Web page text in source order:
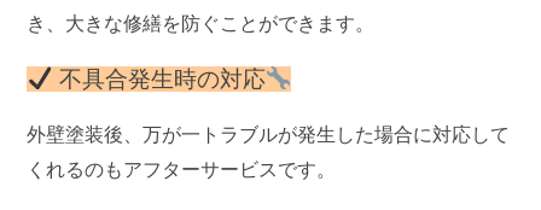
き、大きな修繕を防ぐことができます。
不具合発生時の対応
外壁塗装後、万が一トラブルが発生した場合に対応して
くれるのもアフターサービスです。